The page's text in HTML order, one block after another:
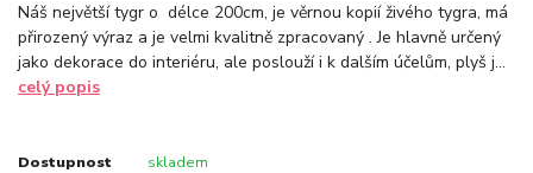
Náš největší tygr o délce 200cm, je věrnou kopií živého tygra, má
přirozený výraz a je velmi kvalitně zpracovaný . Je hlavně určený
jako dekorace do interiéru, ale poslouží i k dalším účelům, plyš j...
celý popis
Dostupnost skladem